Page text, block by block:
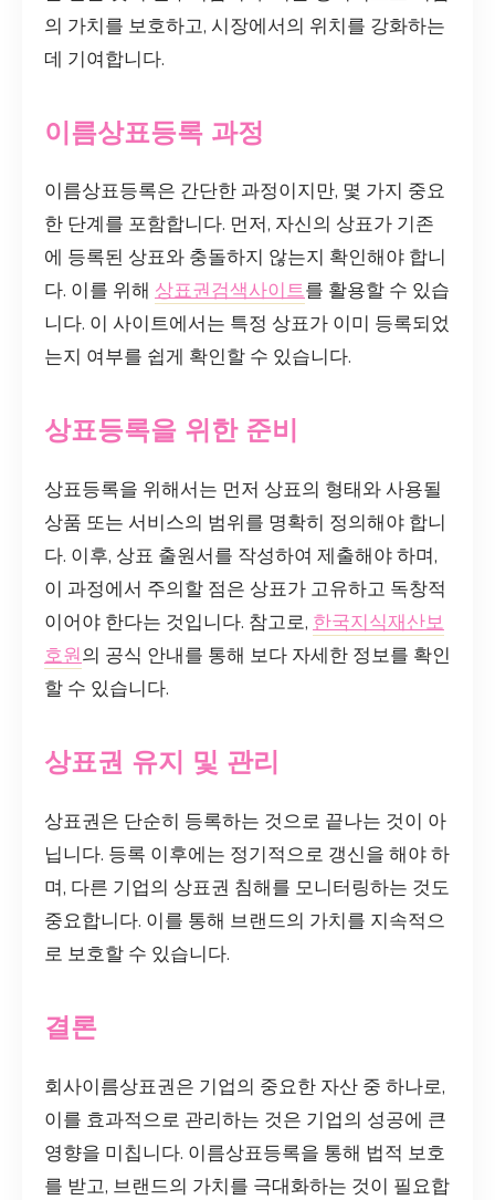
의 가치를 보호하고, 시장에서의 위치를 강화하는
데 기여합니다.
이름상표등록 과정
이름상표등록은 간단한 과정이지만, 몇 가지 중요
한 단계를 포함합니다. 먼저, 자신의 상표가 기존
에 등록된 상표와 충돌하지 않는지 확인해야 합니
다. 이를 위해 상표권검색사이트를 활용할 수 있습
니다. 이 사이트에서는 특정 상표가 이미 등록되었
는지 여부를 쉽게 확인할 수 있습니다.
상표등록을 위한 준비
상표등록을 위해서는 먼저 상표의 형태와 사용될
상품 또는 서비스의 범위를 명확히 정의해야 합니
다. 이후, 상표 출원서를 작성하여 제출해야 하며,
이 과정에서 주의할 점은 상표가 고유하고 독창적
이어야 한다는 것입니다. 참고로, 한국지식재산보
호원의 공식 안내를 통해 보다 자세한 정보를 확인
할 수 있습니다.
상표권 유지 및 관리
상표권은 단순히 등록하는 것으로 끝나는 것이 아
닙니다. 등록 이후에는 정기적으로 갱신을 해야 하
며, 다른 기업의 상표권 침해를 모니터링하는 것도
중요합니다. 이를 통해 브랜드의 가치를 지속적으
로 보호할 수 있습니다.
결론
회사이름상표권은 기업의 중요한 자산 중 하나로,
이를 효과적으로 관리하는 것은 기업의 성공에 큰
영향을 미칩니다. 이름상표등록을 통해 법적 보호
를 받고, 브랜드의 가치를 극대화하는 것이 필요합